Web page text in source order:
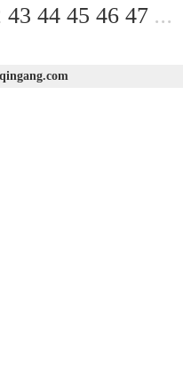
43 44 45 46 47 ...